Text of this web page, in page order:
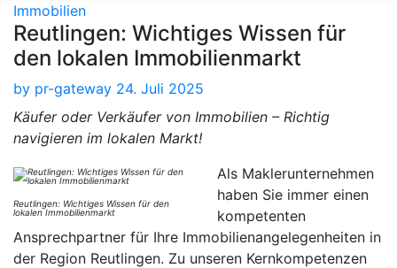
Immobilien
Reutlingen: Wichtiges Wissen für
den lokalen Immobilienmarkt
by pr-gateway 24. Juli 2025
Käufer oder Verkäufer von Immobilien – Richtig
navigieren im lokalen Markt!
Reutlingen: Wichtiges Wissen für den
lokalen Immobilienmarkt
Als Maklerunternehmen
haben Sie immer einen
kompetenten
Ansprechpartner für Ihre Immobilienangelegenheiten in
der Region Reutlingen. Zu unseren Kernkompetenzen